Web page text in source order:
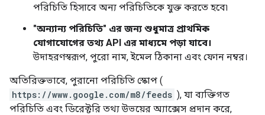
পরিচিতি হিসাবে অন্য পরিচিতিকে যুক্ত করতে হবে৷
"অন্যান্য পরিচিতি" এর জন্য শুধুমাত্র প্রাথমিক
যোগাযোগের তথ্য API এর মাধ্যমে পড়া যাবে।
উদাহরণস্বরূপ, পুরো নাম, ইমেল ঠিকানা এবং ফোন নম্বর।
অতিরিক্তভাবে, পুরানো পরিচিতি স্কোপ (
https://www.google.com/m8/feeds ), যা ব্যক্তিগত
পরিচিতি এবং ডিরেক্টরি তথ্য উভয়ের অ্যাক্সেস প্রদান করে,